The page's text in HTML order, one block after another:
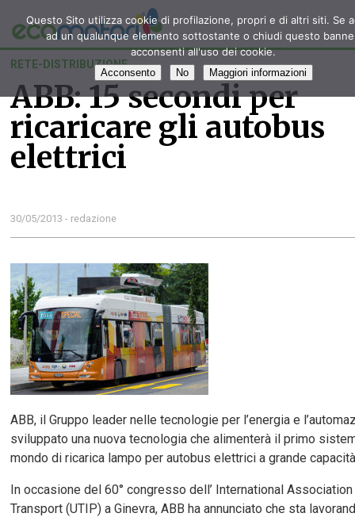
RETE-DISTRIBUZIONE
ABB: 15 secondi per
ricaricare gli autobus
elettrici
30/05/2013 - redazione
ABB, il Gruppo leader nelle tecnologie per l’energia e
sviluppato una nuova tecnologia che alimenterà il primo
mondo di ricarica lampo per autobus elettrici a grande
In occasione del 60° congresso dell’ International
Transport (UTIP) a Ginevra, ABB ha annunciato che sta
Questo Sito utilizza cookie di profilazione, propri e di altri siti. Se
ad un qualunque elemento sottostante o chiudi questo
acconsenti all'uso dei cookie.
Acconsento No Maggiori informazioni